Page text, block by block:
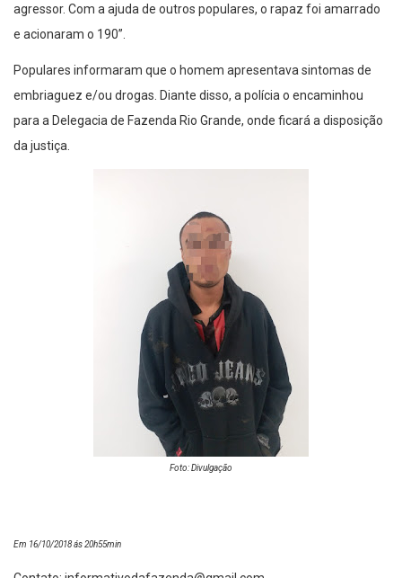
agressor. Com a ajuda de outros populares, o rapaz foi amarrado
e acionaram o 190”.
Populares informaram que o homem apresentava sintomas de
embriaguez e/ou drogas. Diante disso, a polícia o encaminhou
para a Delegacia de Fazenda Rio Grande, onde ficará a disposição
da justiça.
Foto: Divulgação
Em 16/10/2018 ás 20h55min